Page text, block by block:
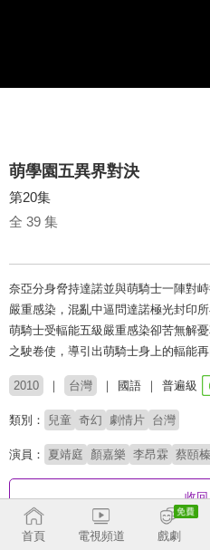
萌學園五異界對決
第20集
全 39 集
奈亞分身脅持達諾並與萌騎士一陣對
嚴重感染，混亂中逼問達諾極光封印
萌騎士受輻能五級嚴重感染卻苦無解
之駛卷使，導引出萌騎士身上的輻能再
2010 台灣 國語 普遍級
類別： 兒童 奇幻 劇情片 台灣
演員： 夏靖庭 顏嘉樂 李昂霖 蔡頤榛
收回
首頁 電視頻道 戲劇